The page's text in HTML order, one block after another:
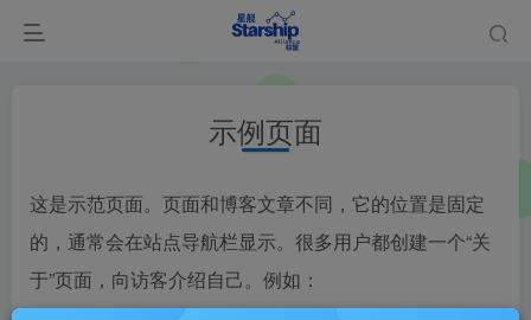
示例页面
这是示范页面。页面和博客文章不同，它的位置是固定
的，通常会在站点导航栏显示。很多用户都创建一个“关
于”页面，向访客介绍自己。例如：